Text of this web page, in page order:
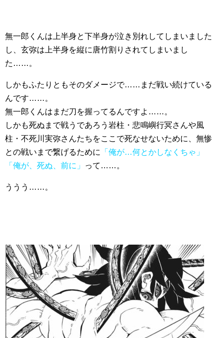
無一郎くんは上半身と下半身が泣き別れしてしまいました
し、玄弥は上半身を縦に唐竹割りされてしまいまし
た……。
しかもふたりともそのダメージで……まだ戦い続けている
んです……。
無一郎くんはまだ刀を握ってるんですよ……。
しかも死ぬまで戦うであろう岩柱・悲鳴嶼行冥さんや風
柱・不死川実弥さんたちをここで死なせないために、無惨
との戦いまで繋げるために 「俺が…何とかしなくちゃ」
「俺が、死ぬ、前に」
って……。
ううう……。